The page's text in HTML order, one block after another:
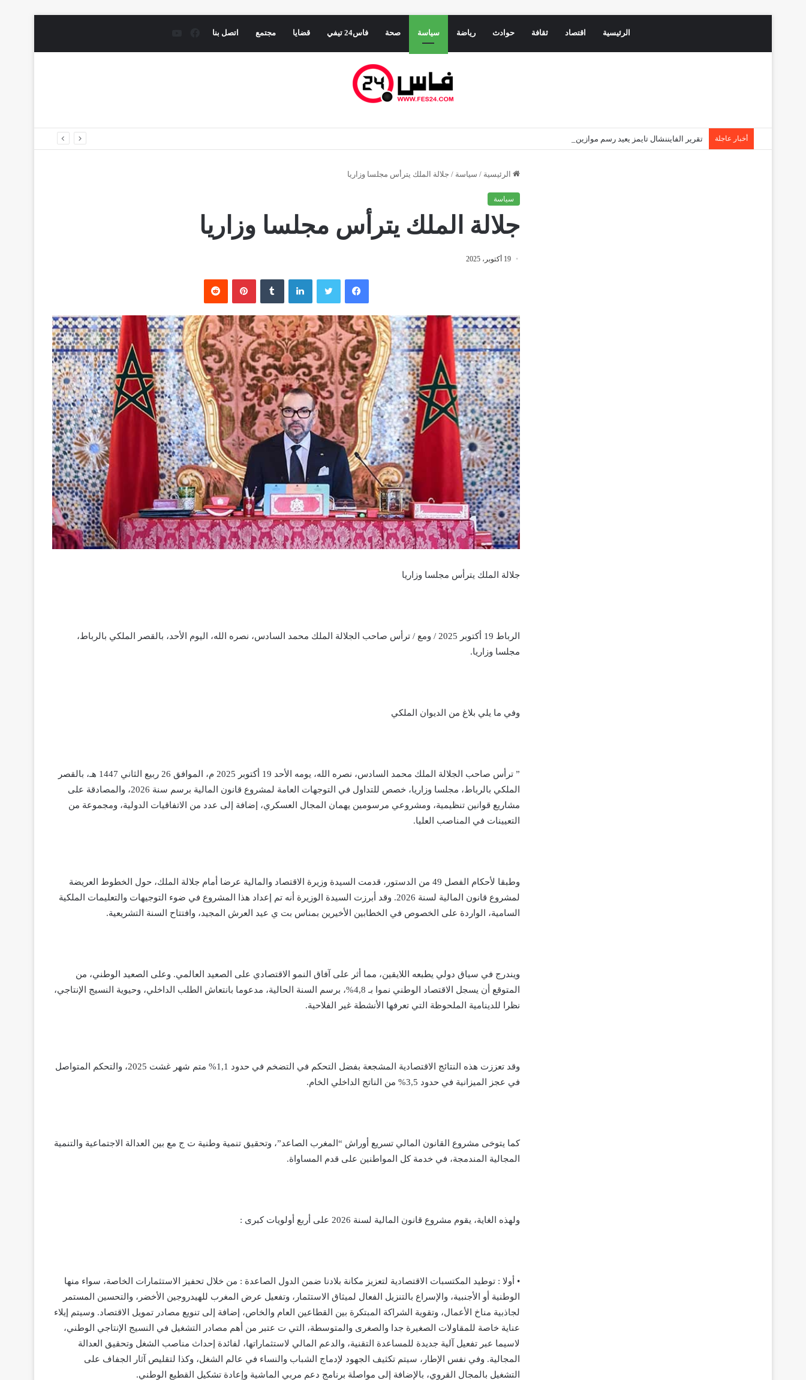
الرئيسية اقتصاد ثقافة حوادث رياضة سياسة صحة فاس24 تيفي قضايا مجتمع اتصل بنا
أخبار عاجلة تقرير الفايننشال تايمز يعيد رسم موازين القوى: دهاء الرباط يفرمل التهور الإسباني في المتوسط
الرئيسية / سياسة / جلالة الملك يترأس مجلسا وزاريا
سياسة
جلالة الملك يترأس مجلسا وزاريا
19 أكتوبر، 2025
فيسبوك تويتر لينكدإن بينتيريست
جلالة الملك يترأس مجلسا وزاريا
الرباط 19 أكتوبر 2025 / ومع / ترأس صاحب الجلالة الملك محمد السادس، نصره الله، اليوم الأحد، بالقصر الملكي بالرباط،
مجلسا وزاريا.
وفي ما يلي بلاغ من الديوان الملكي
” ترأس صاحب الجلالة الملك محمد السادس، نصره الله، يومه الأحد 19 أكتوبر 2025 م، الموافق 26 ربيع الثاني 1447 هـ، بالقصر
الملكي بالرباط، مجلسا وزاريا، خصص للتداول في التوجهات العامة لمشروع قانون المالية برسم سنة 2026، والمصادقة على
مشاريع قوانين تنظيمية، ومشروعي مرسومين يهمان المجال العسكري، إضافة إلى عدد من الاتفاقيات الدولية، ومجموعة من
التعيينات في المناصب العليا.
وطبقا لأحكام الفصل 49 من الدستور، قدمت السيدة وزيرة الاقتصاد والمالية عرضا أمام جلالة الملك، حول الخطوط العريضة
لمشروع قانون المالية لسنة 2026. وقد أبرزت السيدة الوزيرة أنه تم إعداد هذا المشروع في ضوء التوجيهات والتعليمات الملكية
السامية، الواردة على الخصوص في الخطابين الأخيرين بمناس بت ي عيد العرش المجيد، وافتتاح السنة التشريعية.
ويندرج في سياق دولي يطبعه اللايقين، مما أثر على آفاق النمو الاقتصادي على الصعيد العالمي. وعلى الصعيد الوطني، من
المتوقع أن يسجل الاقتصاد الوطني نموا بـ 4,8%، برسم السنة الحالية، مدعوما بانتعاش الطلب الداخلي، وحيوية النسيج الإنتاجي،
نظرا للدينامية الملحوظة التي تعرفها الأنشطة غير الفلاحية.
وقد تعززت هذه النتائج الاقتصادية المشجعة بفضل التحكم في التضخم في حدود 1,1% متم شهر غشت 2025، والتحكم المتواصل
في عجز الميزانية في حدود 3,5% من الناتج الداخلي الخام.
كما يتوخى مشروع القانون المالي تسريع أوراش “المغرب الصاعد”، وتحقيق تنمية وطنية ت ج مع بين العدالة الاجتماعية والتنمية
المجالية المندمجة، في خدمة كل المواطنين على قدم المساواة.
ولهذه الغاية، يقوم مشروع قانون المالية لسنة 2026 على أربع أولويات كبرى :
• أولا : توطيد المكتسبات الاقتصادية لتعزيز مكانة بلادنا ضمن الدول الصاعدة : من خلال تحفيز الاستثمارات الخاصة، سواء منها
الوطنية أو الأجنبية، والإسراع بالتنزيل الفعال لميثاق الاستثمار، وتفعيل عرض المغرب للهيدروجين الأخضر، والتحسين المستمر
لجاذبية مناخ الأعمال، وتقوية الشراكة المبتكرة بين القطاعين العام والخاص، إضافة إلى تنويع مصادر تمويل الاقتصاد. وسيتم إيلاء
عناية خاصة للمقاولات الصغيرة جدا والصغرى والمتوسطة، التي ت عتبر من أهم مصادر التشغيل في النسيج الإنتاجي الوطني،
لاسيما عبر تفعيل آلية جديدة للمساعدة التقنية، والدعم المالي لاستثماراتها، لفائدة إحداث مناصب الشغل وتحقيق العدالة
المجالية. وفي نفس الإطار، سيتم تكثيف الجهود لإدماج الشباب والنساء في عالم الشغل، وكذا لتقليص آثار الجفاف على
التشغيل بالمجال القروي، بالإضافة إلى مواصلة برنامج دعم مربي الماشية وإعادة تشكيل القطيع الوطني.